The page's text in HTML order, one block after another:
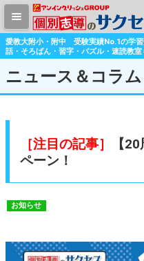
愛教大附小・附中 受験実績No.1の学
話・そろばん・習字・パズル・速読教室
ニュース＆コラム
［注目の記事］
【
ペーン！
お知らせ